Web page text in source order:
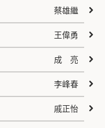
蔡雄繼
王偉勇
成 亮
李峰春
戚正怡